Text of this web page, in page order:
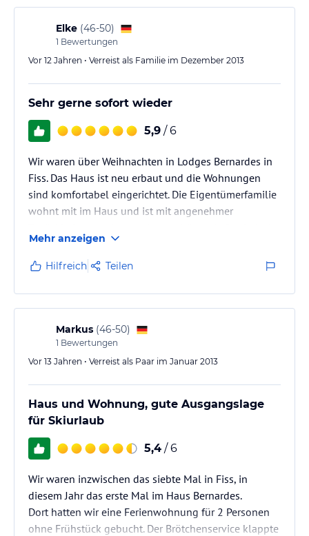
-W-lan
- 2 Fernseher
- Balkon
Elke (46-50)
1 Bewertungen
Vor 12 Jahren • Verreist als Familie im Dezember 2013
Sehr gerne sofort wieder
5,9 / 6
Wir waren über Weihnachten in Lodges Bernardes in
Fiss. Das Haus ist neu erbaut und die Wohnungen
sind komfortabel eingerichtet. Die Eigentümerfamilie
wohnt mit im Haus und ist mit angenehmer
Gäste bemüht. Es fehlte an nichts. Die Talstationen
der Gondeln sowie der Supermarkt sind bequem in 5
min zu erreichen.
Mehr anzeigen
Hilfreich Teilen
Markus (46-50)
1 Bewertungen
Vor 13 Jahren • Verreist als Paar im Januar 2013
Haus und Wohnung, gute Ausgangslage
für Skiurlaub
5,4 / 6
Wir waren inzwischen das siebte Mal in Fiss, in
diesem Jahr das erste Mal im Haus Bernardes.
Dort hatten wir eine Ferienwohnung für 2 Personen
ohne Frühstück gebucht. Der Brötchenservice klappte